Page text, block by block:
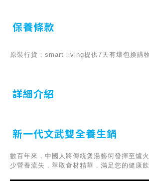
保養條款
原裝行貨；smart living提供7天有壞包換購
詳細介紹
新一代文武雙全養生鍋
數百年來，中國人將傳統煲湯藝術發揮至爐
少營養流失，萃取食材精華，滿足您的健康飲